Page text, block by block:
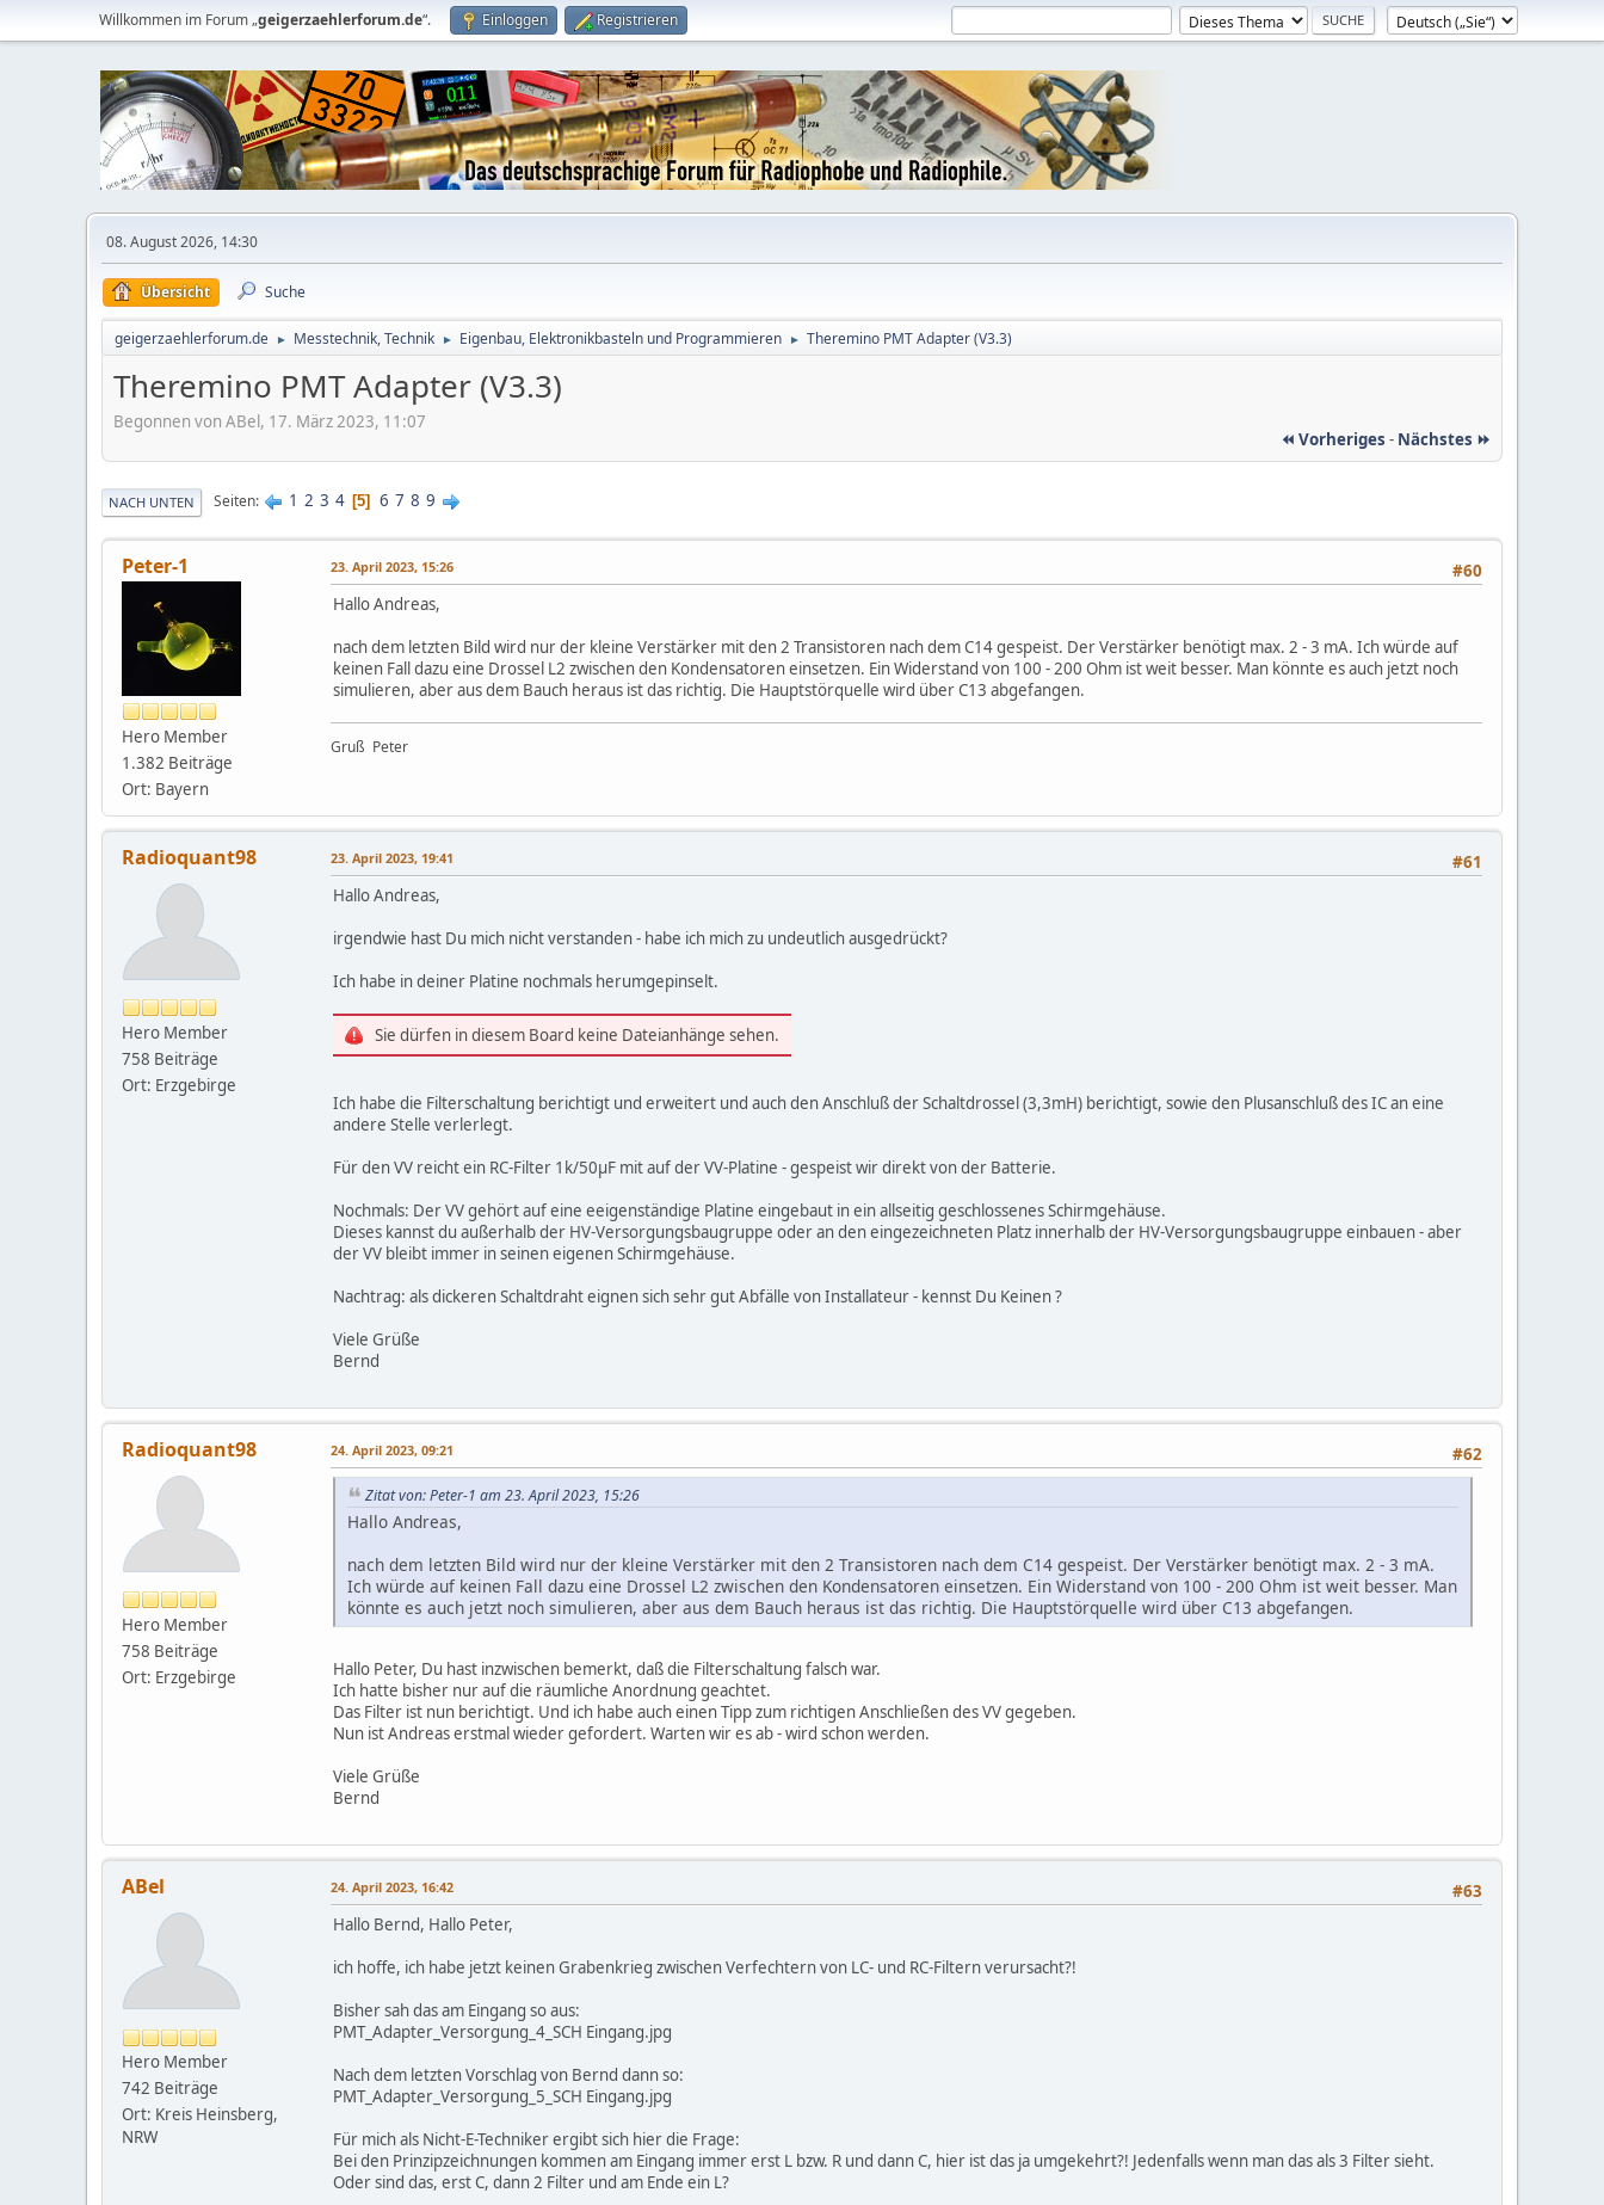
Willkommen im Forum „geigerzaehlerforum.de“. Einloggen Registrieren
08. August 2026, 14:30
Übersicht Suche
geigerzaehlerforum.de ► Messtechnik, Technik ► Eigenbau, Elektronikbasteln und Programmieren ► Theremino PMT Adapter (V3.3)
Theremino PMT Adapter (V3.3)
Begonnen von ABel, 17. März 2023, 11:07
⏪ Vorheriges - Nächstes ⏩
NACH UNTEN Seiten 1 2 3 4 5 6 7 8 9
Peter-1
Hero Member
1.382 Beiträge
Ort: Bayern
#60
23. April 2023, 15:26
Hallo Andreas,
nach dem letzten Bild wird nur der kleine Verstärker mit den 2 Transistoren nach dem C14 gespeist. Der Verstärker benötigt max. 2 - 3 mA. Ich würde auf
keinen Fall dazu eine Drossel L2 zwischen den Kondensatoren einsetzen. Ein Widerstand von 100 - 200 Ohm ist weit besser. Man könnte es auch jetzt noch
simulieren, aber aus dem Bauch heraus ist das richtig. Die Hauptstörquelle wird über C13 abgefangen.
Gruß Peter
Radioquant98
Hero Member
758 Beiträge
Ort: Erzgebirge
#61
23. April 2023, 19:41
Hallo Andreas,
irgendwie hast Du mich nicht verstanden - habe ich mich zu undeutlich ausgedrückt?
Ich habe in deiner Platine nochmals herumgepinselt.
Sie dürfen in diesem Board keine Dateianhänge sehen.
Ich habe die Filterschaltung berichtigt und erweitert und auch den Anschluß der Schaltdrossel (3,3mH) berichtigt, sowie den Plusanschluß des IC an eine
andere Stelle verlerlegt.
Für den VV reicht ein RC-Filter 1k/50µF mit auf der VV-Platine - gespeist wir direkt von der Batterie.
Nochmals: Der VV gehört auf eine eeigenständige Platine eingebaut in ein allseitig geschlossenes Schirmgehäuse.
Dieses kannst du außerhalb der HV-Versorgungsbaugruppe oder an den eingezeichneten Platz innerhalb der HV-Versorgungsbaugruppe einbauen - aber
der VV bleibt immer in seinen eigenen Schirmgehäuse.
Nachtrag: als dickeren Schaltdraht eignen sich sehr gut Abfälle von Installateur - kennst Du Keinen ?
Viele Grüße
Bernd
Radioquant98
Hero Member
758 Beiträge
Ort: Erzgebirge
#62
24. April 2023, 09:21
Zitat von: Peter-1 am 23. April 2023, 15:26
Hallo Andreas,
nach dem letzten Bild wird nur der kleine Verstärker mit den 2 Transistoren nach dem C14 gespeist. Der Verstärker benötigt max. 2 - 3 mA.
Ich würde auf keinen Fall dazu eine Drossel L2 zwischen den Kondensatoren einsetzen. Ein Widerstand von 100 - 200 Ohm ist weit besser. Man
könnte es auch jetzt noch simulieren, aber aus dem Bauch heraus ist das richtig. Die Hauptstörquelle wird über C13 abgefangen.
Hallo Peter, Du hast inzwischen bemerkt, daß die Filterschaltung falsch war.
Ich hatte bisher nur auf die räumliche Anordnung geachtet.
Das Filter ist nun berichtigt. Und ich habe auch einen Tipp zum richtigen Anschließen des VV gegeben.
Nun ist Andreas erstmal wieder gefordert. Warten wir es ab - wird schon werden.
Viele Grüße
Bernd
ABel
Hero Member
742 Beiträge
Ort: Kreis Heinsberg,
NRW
#63
24. April 2023, 16:42
Hallo Bernd, Hallo Peter,
ich hoffe, ich habe jetzt keinen Grabenkrieg zwischen Verfechtern von LC- und RC-Filtern verursacht?!
Bisher sah das am Eingang so aus:
PMT_Adapter_Versorgung_4_SCH Eingang.jpg
Nach dem letzten Vorschlag von Bernd dann so:
PMT_Adapter_Versorgung_5_SCH Eingang.jpg
Für mich als Nicht-E-Techniker ergibt sich hier die Frage:
Bei den Prinzipzeichnungen kommen am Eingang immer erst L bzw. R und dann C, hier ist das ja umgekehrt?! Jedenfalls wenn man das als 3 Filter sieht.
Oder sind das, erst C, dann 2 Filter und am Ende ein L?